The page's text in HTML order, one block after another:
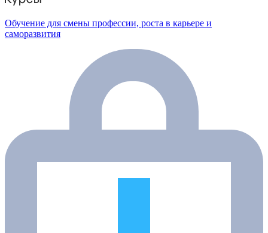
Обучение для смены профессии, роста в карьере и
саморазвития